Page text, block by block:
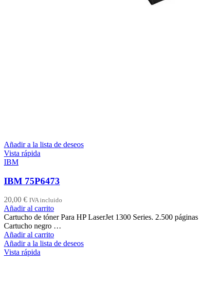
Añadir a la lista de deseos
Vista rápida
IBM
IBM 75P6473
20,00 € IVA incluido
Añadir al carrito
Cartucho de tóner Para HP LaserJet 1300 Series. 2.500 páginas
Cartucho negro …
Añadir al carrito
Añadir a la lista de deseos
Vista rápida